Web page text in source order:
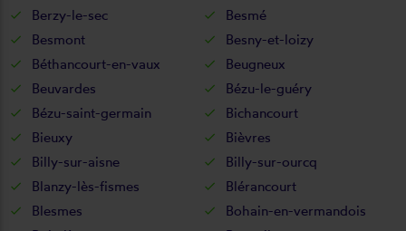
Berzy-le-sec
Besmé
Besmont
Besny-et-loizy
Béthancourt-en-vaux
Beugneux
Beuvardes
Bézu-le-guéry
Bézu-saint-germain
Bichancourt
Bieuxy
Bièvres
Billy-sur-aisne
Billy-sur-ourcq
Blanzy-lès-fismes
Blérancourt
Blesmes
Bohain-en-vermandois